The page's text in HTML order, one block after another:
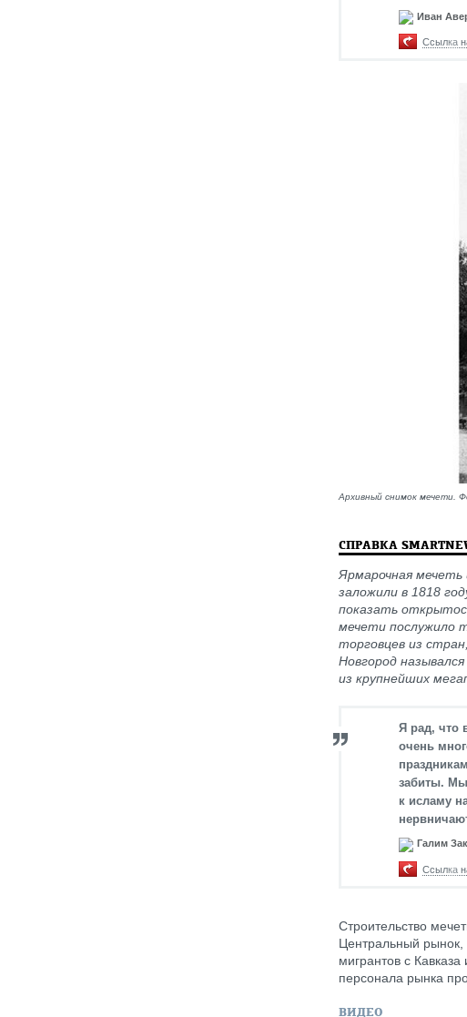
Иван
Ссылка
Архивный снимок мечети.
СПРАВКА
Ярмарочная мечеть
заложили в 1818
показать
мечети послужило
торговцев из
Новгород
из крупнейших
Я рад, что
очень
забиты. Мы
к исламу
Галим
Ссылка
Строительство
Центральный рынок,
мигрантов с
персонала рынка
ВИДЕО